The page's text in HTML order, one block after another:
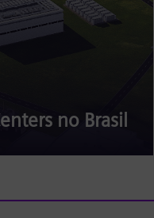
no Brasil o
o
É